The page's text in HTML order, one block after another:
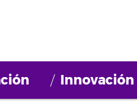
Innovación